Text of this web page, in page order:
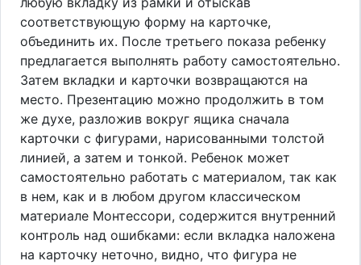
соответствующую форму на карточке,
объединить их. После третьего показа ребенку
предлагается выполнять работу самостоятельно.
Затем вкладки и карточки возвращаются на
место. Презентацию можно продолжить в том
же духе, разложив вокруг ящика сначала
карточки с фигурами, нарисованными толстой
линией, а затем и тонкой. Ребенок может
самостоятельно работать с материалом, так как
в нем, как и в любом другом классическом
материале Монтессори, содержится внутренний
контроль над ошибками: если вкладка наложена
на карточку неточно, видно, что фигура не